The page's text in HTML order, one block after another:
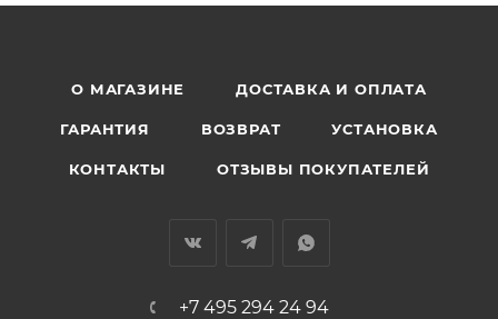
О МАГАЗИНЕ ДОСТАВКА И ОПЛАТА
ГАРАНТИЯ ВОЗВРАТ УСТАНОВКА
КОНТАКТЫ ОТЗЫВЫ ПОКУПАТЕЛЕЙ
+7 495 294 24 94